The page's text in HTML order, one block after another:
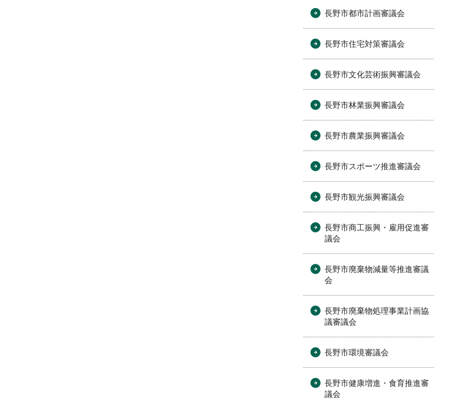
長野市都市計画審議会
長野市住宅対策審議会
長野市文化芸術振興審議会
長野市林業振興審議会
長野市農業振興審議会
長野市スポーツ推進審議会
長野市観光振興審議会
長野市商工振興・雇用促進審
議会
長野市廃棄物減量等推進審議
会
長野市廃棄物処理事業計画協
議審議会
長野市環境審議会
長野市健康増進・食育推進審
議会